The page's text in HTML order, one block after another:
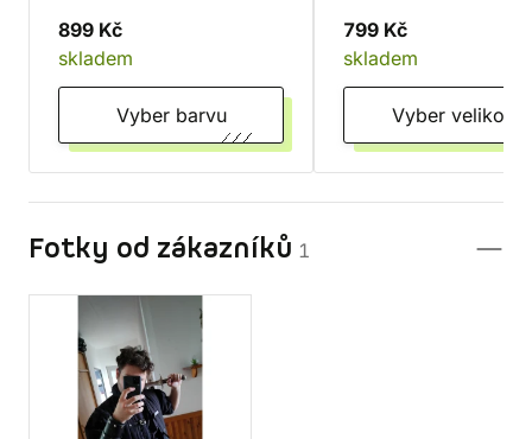
899 Kč
skladem
Vyber barvu
799 Kč
skladem
Vyber velikost
Fotky od zákazníků 1